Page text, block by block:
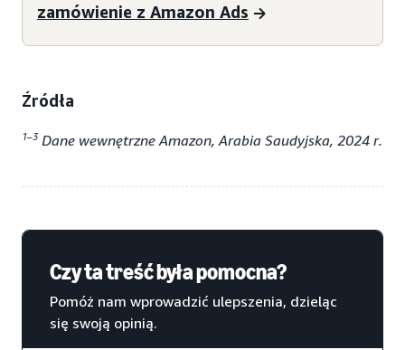
zamówienie z Amazon Ads
Źródła
1–3 Dane wewnętrzne Amazon, Arabia Saudyjska, 2024 r.
Czy ta treść była pomocna?
Pomóż nam wprowadzić ulepszenia, dzieląc
się swoją opinią.